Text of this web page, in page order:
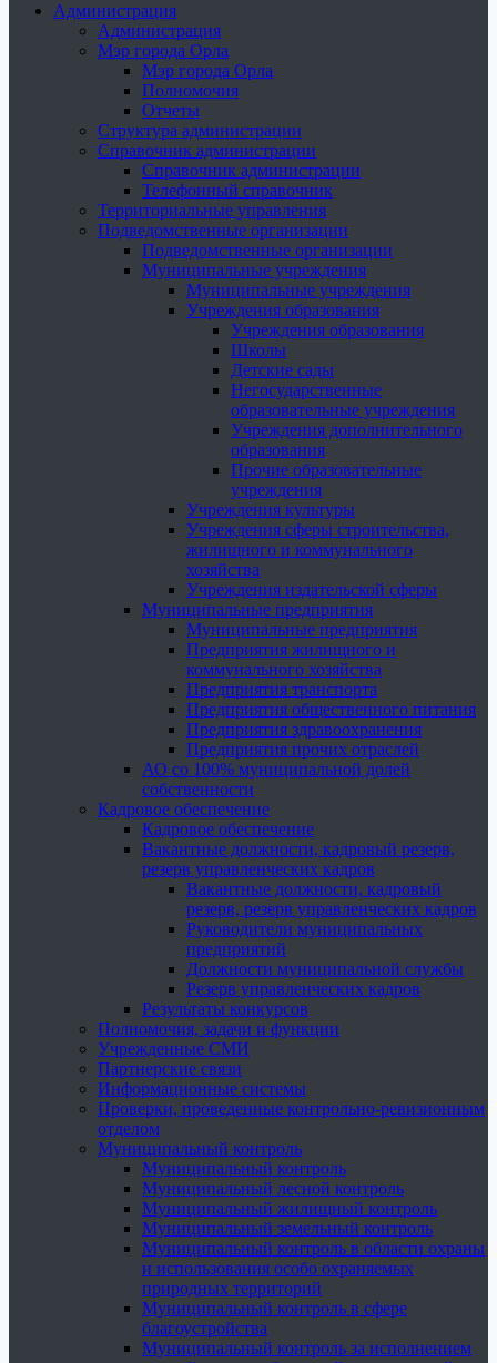
Администрация
Администрация
Мэр города Орла
Мэр города Орла
Полномочия
Отчеты
Структура администрации
Справочник администрации
Справочник администрации
Телефонный справочник
Территориальные управления
Подведомственные организации
Подведомственные организации
Муниципальные учреждения
Муниципальные учреждения
Учреждения образования
Учреждения образования
Школы
Детские сады
Негосударственные
образовательные учреждения
Учреждения дополнительного
образования
Прочие образовательные
учреждения
Учреждения культуры
Учреждения сферы строительства,
жилищного и коммунального
хозяйства
Учреждения издательской сферы
Муниципальные предприятия
Муниципальные предприятия
Предприятия жилищного и
коммунального хозяйства
Предприятия транспорта
Предприятия общественного питания
Предприятия здравоохранения
Предприятия прочих отраслей
АО со 100% муниципальной долей
собственности
Кадровое обеспечение
Кадровое обеспечение
Вакантные должности, кадровый резерв,
резерв управленческих кадров
Вакантные должности, кадровый
резерв, резерв управленческих кадров
Руководители муниципальных
предприятий
Должности муниципальной службы
Резерв управленческих кадров
Результаты конкурсов
Полномочия, задачи и функции
Учрежденные СМИ
Партнерские связи
Информационные системы
Проверки, проведенные контрольно-ревизионным
отделом
Муниципальный контроль
Муниципальный контроль
Муниципальный лесной контроль
Муниципальный жилищный контроль
Муниципальный земельный контроль
Муниципальный контроль в области охраны
и использования особо охраняемых
природных территорий
Муниципальный контроль в сфере
благоустройства
Муниципальный контроль за исполнением